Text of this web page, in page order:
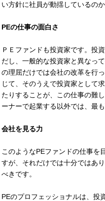
い方針に社員が動揺しているの
PEの仕事の面白さ
ＰＥファンドも投資家です。投
だし、一般的な投資家と異なっ
の理屈だけでは会社の改革を行
じて、そのうえで投資家として
たりすることが、この仕事の難
ーナーで起業する以外では、最
会社を見る力
このようなPEファンドの仕事を
すが、それだけでは十分ではあ
べきです。
PEのプロフェッショナルは、投